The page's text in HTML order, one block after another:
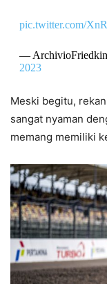
pic.twitter.com/
—
2023
Meski begitu,
sangat nyaman
memang memiliki